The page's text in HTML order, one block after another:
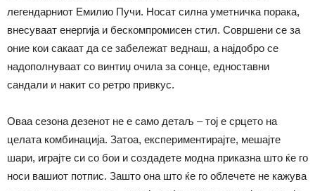
легендарниот Емилио Пучи. Носат силна уметничка порака,
внесуваат енергија и бескомпромисен стил. Совршени се за
оние кои сакаат да се забележат веднаш, а најдобро се
надополнуваат со винтиџ очила за сонце, едноставни
сандали и накит со ретро привкус.
Оваа сезона дезенот не е само детаљ – тој е срцето на
целата комбинација. Затоа, експериментирајте, мешајте
шари, играјте си со бои и создадете модна приказна што ќе го
носи вашиот потпис. Зашто она што ќе го облечете не кажува